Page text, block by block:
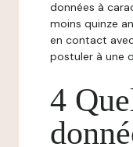
données à
moins quinze
en contact
postuler à une
4